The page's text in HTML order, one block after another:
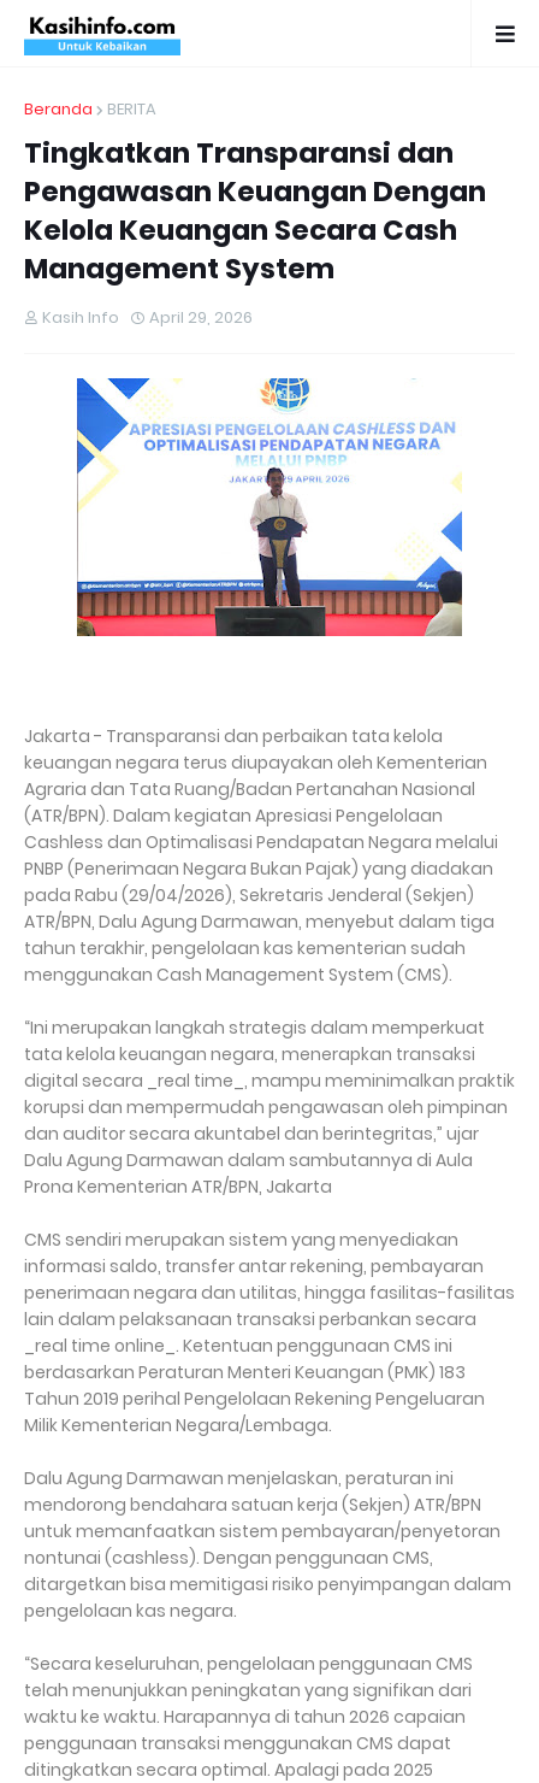
Beranda BERITA
Tingkatkan Transparansi dan
Pengawasan Keuangan Dengan
Kelola Keuangan Secara Cash
Management System
Kasih Info April 29, 2026
Jakarta - Transparansi dan perbaikan tata kelola
keuangan negara terus diupayakan oleh Kementerian
Agraria dan Tata Ruang/Badan Pertanahan Nasional
(ATR/BPN). Dalam kegiatan Apresiasi Pengelolaan
Cashless dan Optimalisasi Pendapatan Negara melalui
PNBP (Penerimaan Negara Bukan Pajak) yang diadakan
pada Rabu (29/04/2026), Sekretaris Jenderal (Sekjen)
ATR/BPN, Dalu Agung Darmawan, menyebut dalam tiga
tahun terakhir, pengelolaan kas kementerian sudah
menggunakan Cash Management System (CMS).
“Ini merupakan langkah strategis dalam memperkuat
tata kelola keuangan negara, menerapkan transaksi
digital secara _real time_, mampu meminimalkan praktik
korupsi dan mempermudah pengawasan oleh pimpinan
dan auditor secara akuntabel dan berintegritas,” ujar
Dalu Agung Darmawan dalam sambutannya di Aula
Prona Kementerian ATR/BPN, Jakarta
CMS sendiri merupakan sistem yang menyediakan
informasi saldo, transfer antar rekening, pembayaran
penerimaan negara dan utilitas, hingga fasilitas-fasilitas
lain dalam pelaksanaan transaksi perbankan secara
_real time online_. Ketentuan penggunaan CMS ini
berdasarkan Peraturan Menteri Keuangan (PMK) 183
Tahun 2019 perihal Pengelolaan Rekening Pengeluaran
Milik Kementerian Negara/Lembaga.
Dalu Agung Darmawan menjelaskan, peraturan ini
mendorong bendahara satuan kerja (Sekjen) ATR/BPN
untuk memanfaatkan sistem pembayaran/penyetoran
nontunai (cashless). Dengan penggunaan CMS,
ditargetkan bisa memitigasi risiko penyimpangan dalam
pengelolaan kas negara.
“Secara keseluruhan, pengelolaan penggunaan CMS
telah menunjukkan peningkatan yang signifikan dari
waktu ke waktu. Harapannya di tahun 2026 capaian
penggunaan transaksi menggunakan CMS dapat
ditingkatkan secara optimal. Apalagi pada 2025